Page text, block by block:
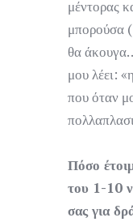
μέντορας
μπορούσα
θα
μου λέει:
που όταν
Πόσο
του 1-10
σας για